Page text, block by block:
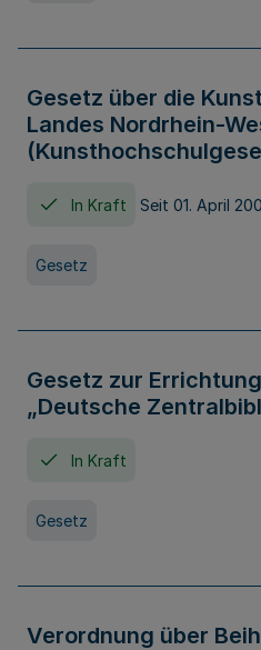
Gesetz über die
Landes Nordrhein-
In Kraft Seit 01. April
Gesetz
Gesetz zur
„Deutsche
In Kraft
Gesetz
Verordnung über